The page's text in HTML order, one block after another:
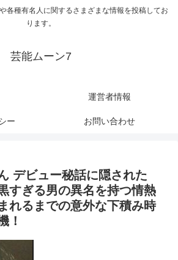
各種有名人に関するさまざまな情報を投稿してお
ります。
芸能ムーン7
運営者情報
ー お問い合わせ
デビュー秘話に隠された
すぎる男の異名を持つ情熱
れるまでの意外な下積み時
！